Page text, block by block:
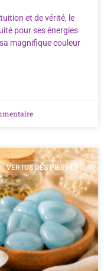
et de vérité, le
pour ses énergies
magnifique couleur
VERTUS DES PIERRES